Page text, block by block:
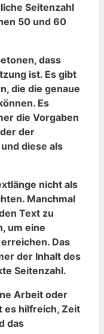
Seitenzahl⁤
50 und 60⁣
dass
ist. Es gibt
die die genaue
Es
die Vorgaben
der
diese als
nicht als
Manchmal
Text zu
um eine
Das
der Inhalt des
Seitenzahl.
Arbeit oder
es hilfreich,‌ Zeit
das